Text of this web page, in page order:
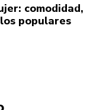
comodidad,
populares